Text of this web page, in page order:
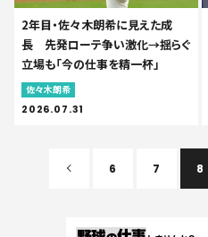
2年目・佐々木朗希に見えた成
長 先発ローテ争い激化→揺らぐ
立場も「今の仕事を精一杯」
佐々木朗希
2026.07.31
6 7 8